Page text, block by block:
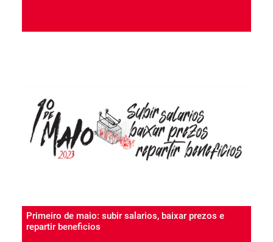
Primeiro de maio: subir salarios, baixar prezos e
repartir beneficios